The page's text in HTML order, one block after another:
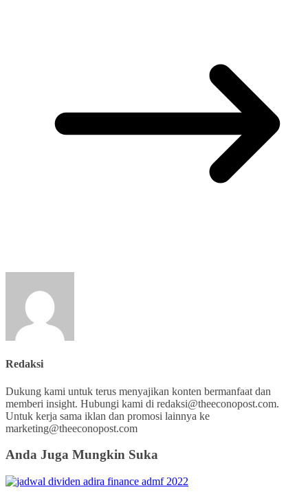
Redaksi
Dukung kami untuk terus menyajikan konten bermanfaat dan
memberi insight. Hubungi kami di redaksi@theeconopost.com.
Untuk kerja sama iklan dan promosi lainnya ke
marketing@theeconopost.com
Anda Juga Mungkin Suka